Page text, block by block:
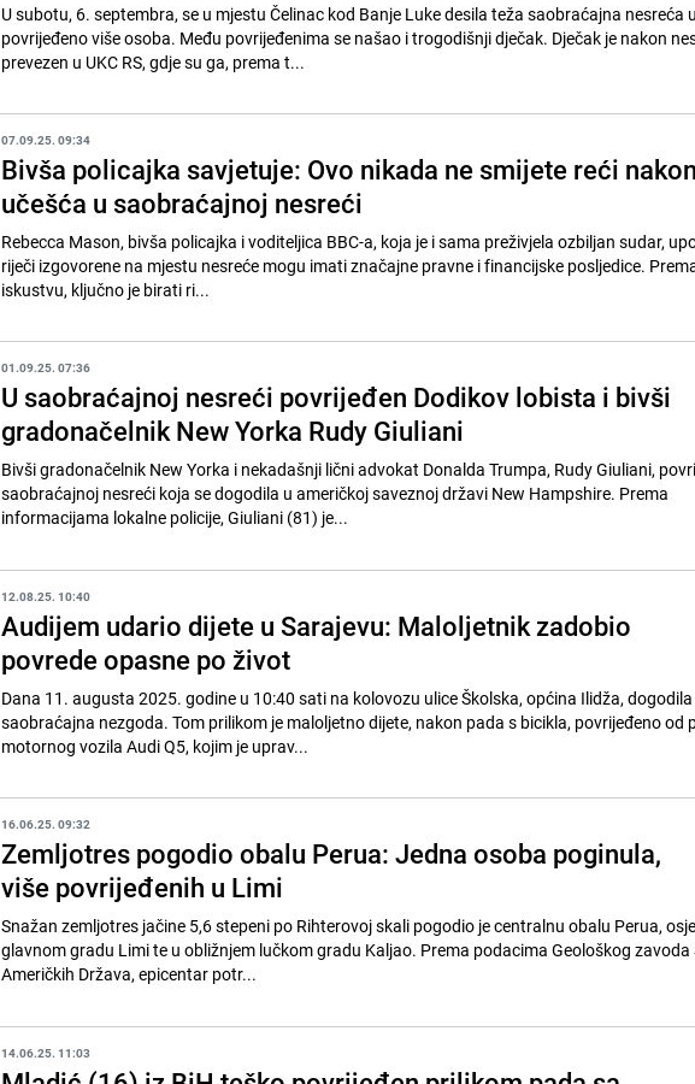
U subotu, 6. septembra, se u mjestu Čelinac kod Banje Luke desila teža saobraćajna nesreća
povrijeđeno više osoba. Među povrijeđenima se našao i trogodišnji dječak. Dječak je nakon
prevezen u UKC RS, gdje su ga, prema t...
07.09.25. 09:34
Bivša policajka savjetuje: Ovo nikada ne smijete reći nakon
učešća u saobraćajnoj nesreći
Rebecca Mason, bivša policajka i voditeljica BBC-a, koja je i sama preživjela ozbiljan sudar,
riječi izgovorene na mjestu nesreće mogu imati značajne pravne i financijske posljedice.
iskustvu, ključno je birati ri...
01.09.25. 07:36
U saobraćajnoj nesreći povrijeđen Dodikov lobista i bivši
gradonačelnik New Yorka Rudy Giuliani
Bivši gradonačelnik New Yorka i nekadašnji lični advokat Donalda Trumpa, Rudy Giuliani,
saobraćajnoj nesreći koja se dogodila u američkoj saveznoj državi New Hampshire. Prema
informacijama lokalne policije, Giuliani (81) je...
12.08.25. 10:40
Audijem udario dijete u Sarajevu: Maloljetnik zadobio
povrede opasne po život
Dana 11. augusta 2025. godine u 10:40 sati na kolovozu ulice Školska, općina Ilidža, dogodila
saobraćajna nezgoda. Tom prilikom je maloljetno dijete, nakon pada s bicikla, povrijeđeno od
motornog vozila Audi Q5, kojim je uprav...
16.06.25. 09:32
Zemljotres pogodio obalu Perua: Jedna osoba poginula,
više povrijeđenih u Limi
Snažan zemljotres jačine 5,6 stepeni po Rihterovoj skali pogodio je centralnu obalu Perua,
glavnom gradu Limi te u obližnjem lučkom gradu Kaljao. Prema podacima Geološkog zavoda
Američkih Država, epicentar potr...
14.06.25. 11:03